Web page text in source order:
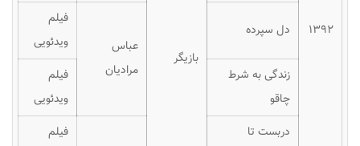
بازیگر
۱۳۹۲
دل سپرده
عباس
مرادیان
فیلم
ویدئویی
زندگی به شرط
چاقو
فیلم
ویدئویی
دربست تا
فیلم